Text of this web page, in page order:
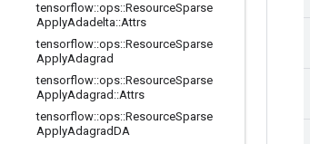
tensorflow::ops::ResourceSparse
ApplyAdadelta::Attrs
tensorflow::ops::ResourceSparse
ApplyAdagrad
tensorflow::ops::ResourceSparse
ApplyAdagrad ::Attrs
tensorflow::ops::ResourceSparse
ApplyAdagradDA